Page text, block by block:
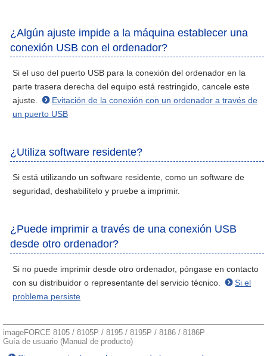
¿Algún ajuste impide a la máquina establecer una
conexión USB con el ordenador?
Si el uso del puerto USB para la conexión del ordenador en la
parte trasera derecha del equipo está restringido, cancele este
ajuste.
Evitación de la conexión con un ordenador a través de
un puerto USB
¿Utiliza software residente?
Si está utilizando un software residente, como un software de
seguridad, deshabilítelo y pruebe a imprimir.
¿Puede imprimir a través de una conexión USB
desde otro ordenador?
Si no puede imprimir desde otro ordenador, póngase en contacto
con su distribuidor o representante del servicio técnico.
Si el
problema persiste
imageFORCE 8105 / 8105P / 8195 / 8195P / 8186 / 8186P
Guía de usuario (Manual de producto)